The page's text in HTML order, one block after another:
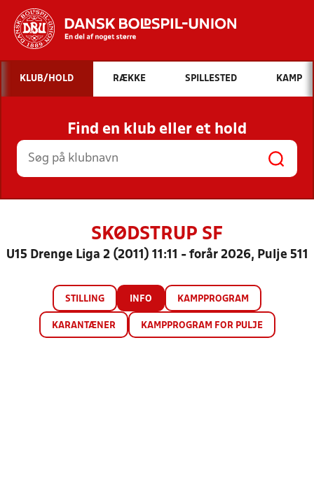
Hvad vil du søge efter?
INDHOLD OG NYHEDER
STILLINGER, RESULTATER, KLUBBER OG
HOLD
KLUB/HOLD RÆKKE SPILLESTED KAMP
Find en klub eller et hold
SKØDSTRUP SF
U15 Drenge Liga 2 (2011) 11:11 - forår 2026, Pulje 511
STILLING INFO KAMPPROGRAM
KARANTÆNER KAMPPROGRAM FOR PULJE